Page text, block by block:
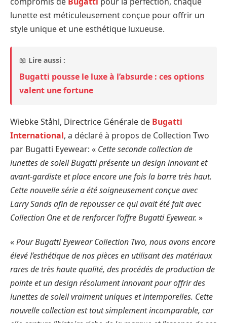
lunette est méticuleusement conçue pour offrir un
style unique et une esthétique luxueuse.
📖 Lire aussi :
Bugatti pousse le luxe à l’absurde : ces options
valent une fortune
Wiebke Ståhl, Directrice Générale de Bugatti
International, a déclaré à propos de Collection Two
par Bugatti Eyewear: « Cette seconde collection de
lunettes de soleil Bugatti présente un design innovant et
avant-gardiste et place encore une fois la barre très haut.
Cette nouvelle série a été soigneusement conçue avec
Larry Sands afin de repousser ce qui avait été fait avec
Collection One et de renforcer l’offre Bugatti Eyewear. »
«Pour Bugatti Eyewear Collection Two, nous avons encore
élevé l’esthétique de nos pièces en utilisant des matériaux
rares de très haute qualité, des procédés de production de
pointe et un design résolument innovant pour offrir des
lunettes de soleil vraiment uniques et intemporelles. Cette
nouvelle collection est tout simplement incomparable, car